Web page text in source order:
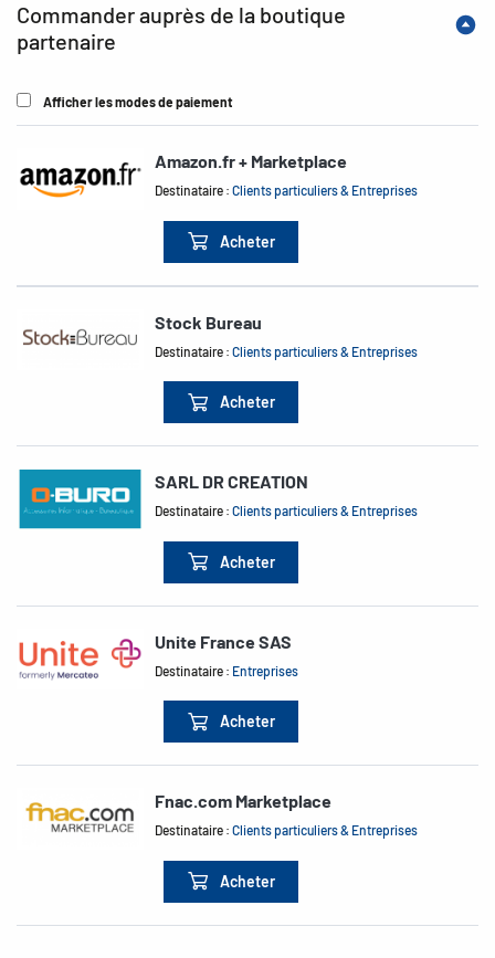
Commander auprès de la boutique
partenaire
Afficher les modes de paiement
Amazon.fr + Marketplace
Destinataire :Clients particuliers & Entreprises
Acheter
Stock Bureau
Destinataire :Clients particuliers & Entreprises
Acheter
SARL DR CREATION
Destinataire :Clients particuliers & Entreprises
Acheter
Unite France SAS
Destinataire : Entreprises
Acheter
Fnac.com Marketplace
Destinataire :Clients particuliers & Entreprises
Acheter